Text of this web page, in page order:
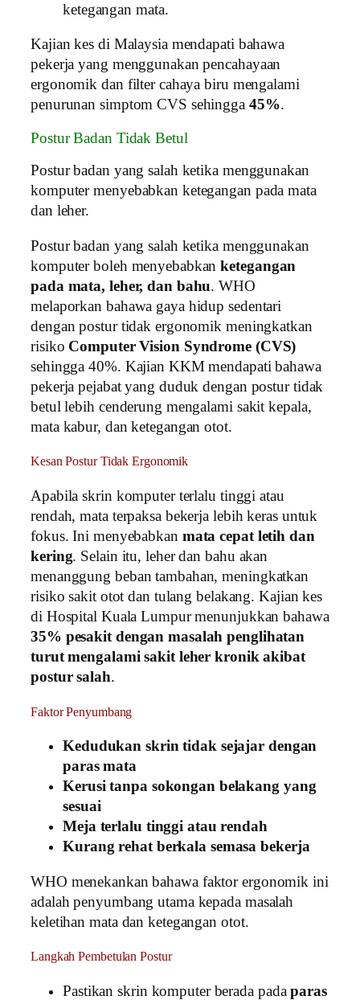
ketegangan mata.
Kajian kes di Malaysia mendapati bahawa
pekerja yang menggunakan pencahayaan
ergonomik dan filter cahaya biru mengalami
penurunan simptom CVS sehingga 45%.
Postur Badan Tidak Betul
Postur badan yang salah ketika menggunakan
komputer menyebabkan ketegangan pada mata
dan leher.
Postur badan yang salah ketika menggunakan
komputer boleh menyebabkanketegangan
pada mata, leher, dan bahu. WHO
melaporkan bahawa gaya hidup sedentari
dengan postur tidak ergonomik meningkatkan
risiko Computer Vision Syndrome (CVS)
sehingga 40%. Kajian KKM mendapati bahawa
pekerja pejabat yang duduk dengan postur tidak
betul lebih cenderung mengalami sakit kepala,
mata kabur, dan ketegangan otot.
Kesan Postur Tidak Ergonomik
Apabila skrin komputer terlalu tinggi atau
rendah, mata terpaksa bekerja lebih keras untuk
fokus. Ini menyebabkan mata cepat letih dan
kering. Selain itu, leher dan bahu akan
menanggung beban tambahan, meningkatkan
risiko sakit otot dan tulang belakang. Kajian kes
di Hospital Kuala Lumpur menunjukkan bahawa
35% pesakit dengan masalah penglihatan
turut mengalami sakit leher kronik akibat
postur salah.
Faktor Penyumbang
Kedudukan skrin tidak sejajar dengan
paras mata
Kerusi tanpa sokongan belakang yang
sesuai
Meja terlalu tinggi atau rendah
Kurang rehat berkala semasa bekerja
WHO menekankan bahawa faktor ergonomik ini
adalah penyumbang utama kepada masalah
keletihan mata dan ketegangan otot.
Langkah Pembetulan Postur
Pastikan skrin komputer berada padaparas